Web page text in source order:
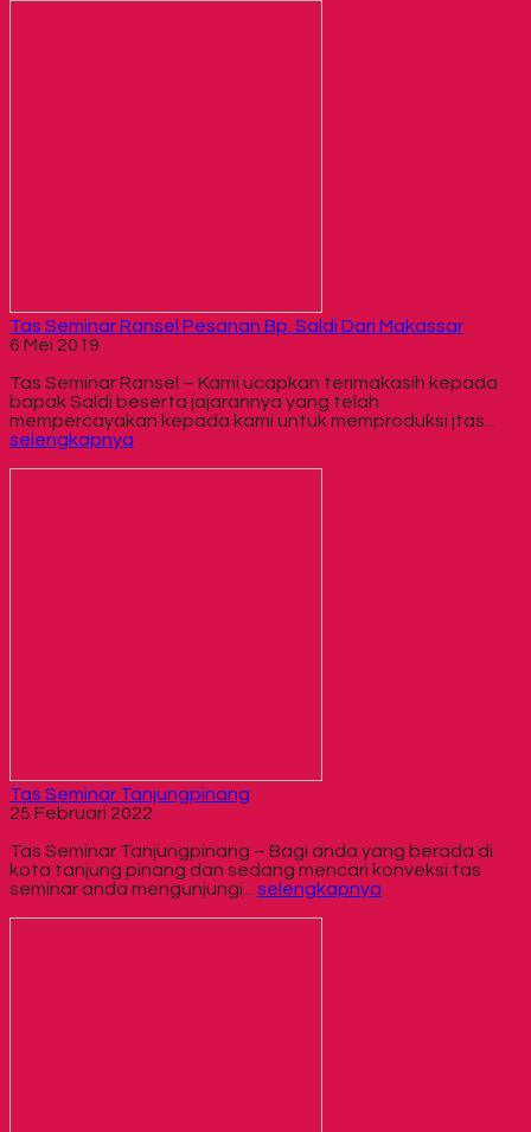
Tas Seminar Ransel Pesanan Bp. Saldi Dari Makassar
6 Mei 2019
Tas Seminar Ransel – Kami ucapkan terimakasih kepada
bapak Saldi beserta jajarannya yang telah
mempercayakan kepada kami untuk memproduksi jtas...
selengkapnya
Tas Seminar Tanjungpinang
25 Februari 2022
Tas Seminar Tanjungpinang – Bagi anda yang berada di
kota tanjung pinang dan sedang mencari konveksi tas
seminar anda mengunjungi... selengkapnya